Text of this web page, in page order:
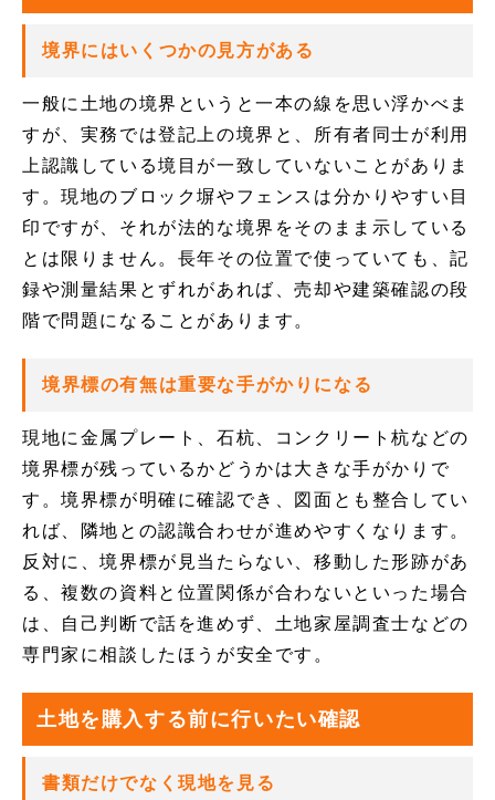
境界にはいくつかの見方がある
一般に土地の境界というと一本の線を思い浮かべま
すが、実務では登記上の境界と、所有者同士が利用
上認識している境目が一致していないことがありま
す。現地のブロック塀やフェンスは分かりやすい目
印ですが、それが法的な境界をそのまま示している
とは限りません。長年その位置で使っていても、記
録や測量結果とずれがあれば、売却や建築確認の段
階で問題になることがあります。
境界標の有無は重要な手がかりになる
現地に金属プレート、石杭、コンクリート杭などの
境界標が残っているかどうかは大きな手がかりで
す。境界標が明確に確認でき、図面とも整合してい
れば、隣地との認識合わせが進めやすくなります。
反対に、境界標が見当たらない、移動した形跡があ
る、複数の資料と位置関係が合わないといった場合
は、自己判断で話を進めず、土地家屋調査士などの
専門家に相談したほうが安全です。
土地を購入する前に行いたい確認
書類だけでなく現地を見る